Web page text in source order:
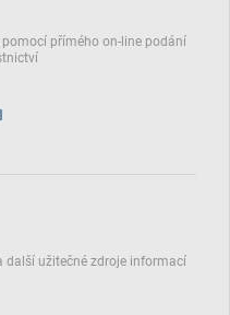
přímého on‑line podání
další užitečné zdroje informací